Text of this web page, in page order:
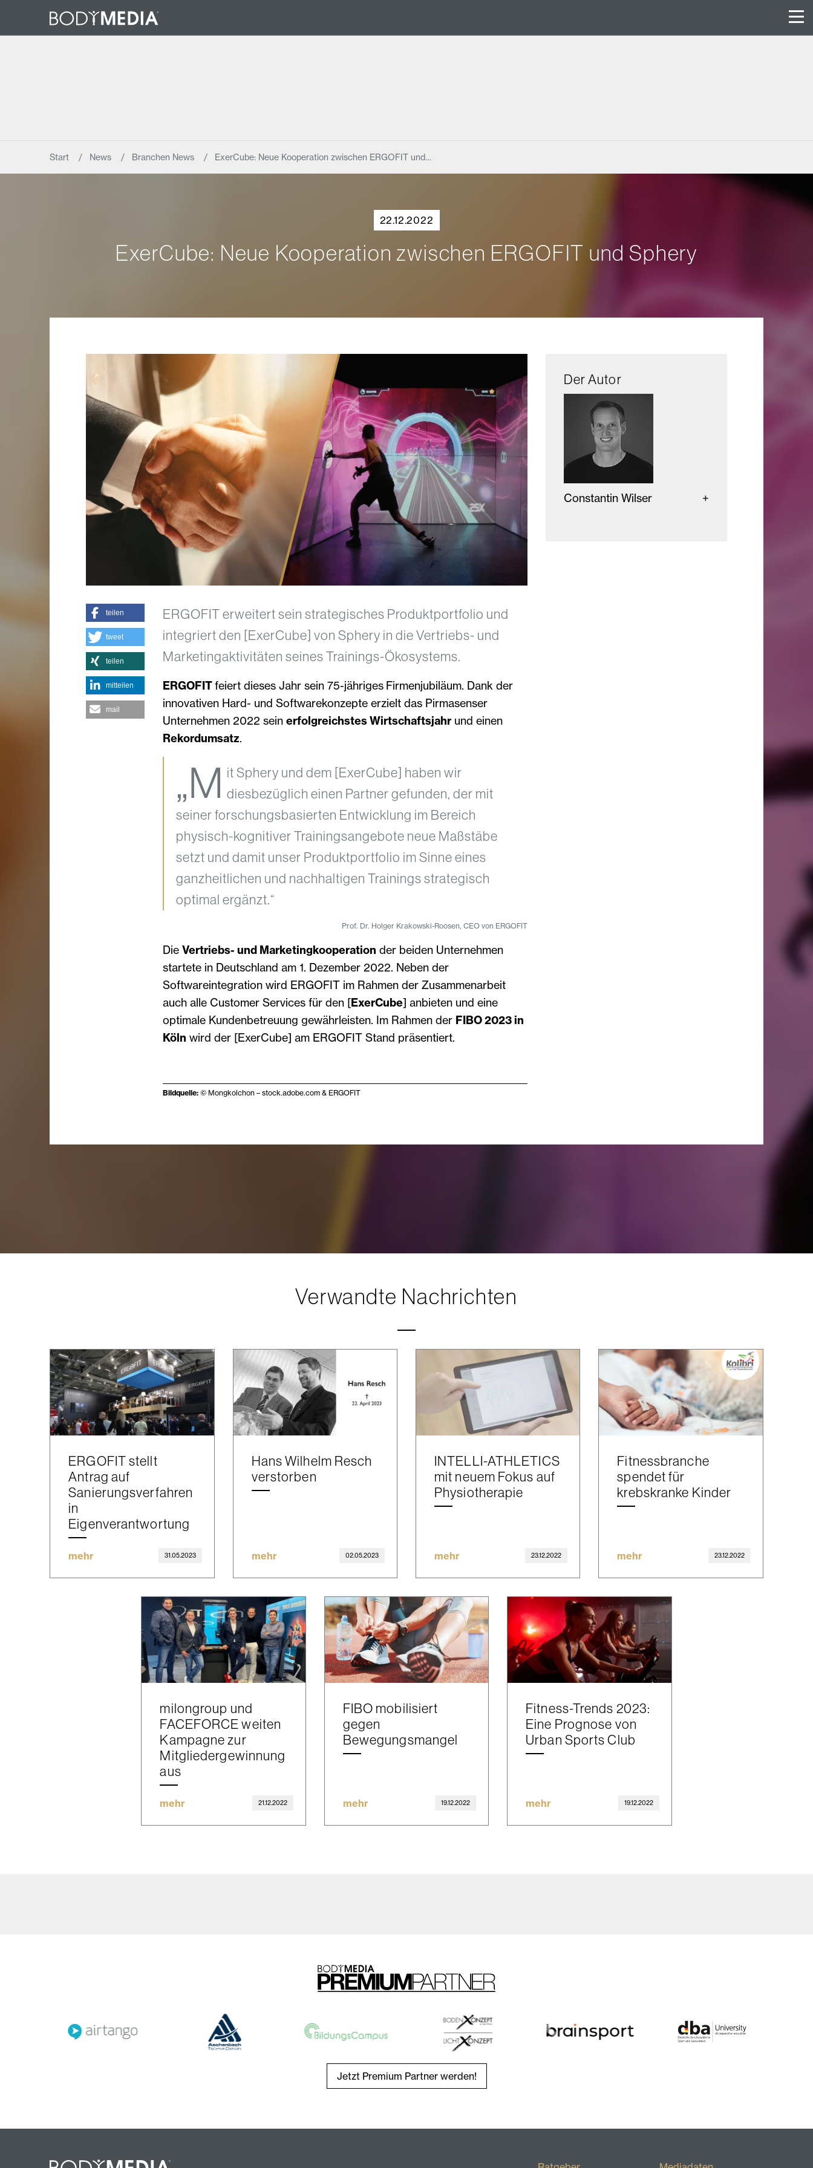
Start News Branchen News ExerCube: Neue Kooperation zwischen ERGOFIT und…
22.12.2022
ExerCube: Neue Kooperation zwischen ERGOFIT und Sphery
ERGOFIT erweitert sein strategisches Produktportfolio und
integriert den [ExerCube] von Sphery in die Vertriebs- und
Marketingaktivitäten seines Trainings-Ökosystems.
ERGOFITfeiert dieses Jahr sein 75-jähriges Firmenjubiläum. Dank der
innovativen Hard- und Softwarekonzepte erzielt das Pirmasenser
Unternehmen 2022 sein erfolgreichstes Wirtschaftsjahrund einen
Rekordumsatz.
„M it Sphery und dem [ExerCube] haben wir
diesbezüglich einen Partner gefunden, der mit
seiner forschungsbasierten Entwicklung im Bereich
physisch-kognitiver Trainingsangebote neue Maßstäbe
setzt und damit unser Produktportfolio im Sinne eines
ganzheitlichen und nachhaltigen Trainings strategisch
optimal ergänzt.“
Prof. Dr. Holger Krakowski-Roosen, CEO von ERGOFIT
Die Vertriebs- und Marketingkooperation der beiden Unternehmen
startete in Deutschland am 1. Dezember 2022. Neben der
Softwareintegration wird ERGOFIT im Rahmen der Zusammenarbeit
auch alle Customer Services für den [ExerCube] anbieten und eine
optimale Kundenbetreuung gewährleisten. Im Rahmen der FIBO 2023 in
Köln wird der [ExerCube] am ERGOFIT Stand präsentiert.
Bildquelle: © Mongkolchon – stock.adobe.com & ERGOFIT
teilen
tweet
teilen
mitteilen
mail
Der Autor
Constantin Wilser
Verwandte Nachrichten
ERGOFIT stellt
Antrag auf
Sanierungsverfahren
in
Eigenverantwortung
mehr 31.05.2023
Hans Wilhelm Resch
verstorben
mehr 02.05.2023
INTELLI-ATHLETICS
mit neuem Fokus auf
Physiotherapie
mehr 23.12.2022
Fitnessbranche
spendet für
krebskranke Kinder
mehr 23.12.2022
milongroup und
FACEFORCE weiten
Kampagne zur
Mitgliedergewinnung
aus
mehr 21.12.2022
FIBO mobilisiert
gegen
Bewegungsmangel
mehr 19.12.2022
Fitness-Trends 2023:
Eine Prognose von
Urban Sports Club
mehr 19.12.2022
Jetzt Premium Partner werden!